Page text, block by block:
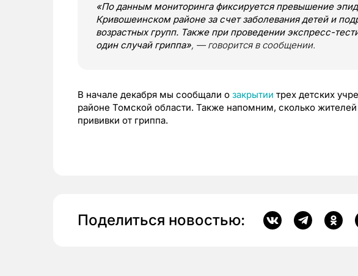
«По данным мониторинга фиксируется превышение
Кривошеинском районе за счет заболевания детей и
возрастных групп. Также при проведении экспресс-
один случай гриппа», — говорится в сообщении.
В начале декабря мы сообщали о закрытии трех детских
районе Томской области. Также напомним, сколько
прививки от гриппа.
Поделиться новостью: